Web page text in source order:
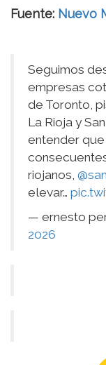
Fuente: Nuevo
Seguimos
empresas
de Toronto,
La Rioja y San
entender
riojanos,
elevar…
— ernesto
2026